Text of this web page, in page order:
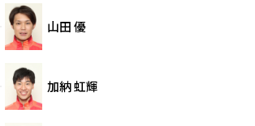
山田 優
加納 虹輝